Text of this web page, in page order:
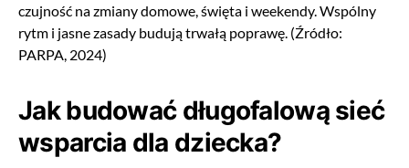
czujność na zmiany domowe, święta i weekendy. Wspólny
rytm i jasne zasady budują trwałą poprawę. (Źródło:
PARPA, 2024)
Jak budować długofalową sieć
wsparcia dla dziecka?